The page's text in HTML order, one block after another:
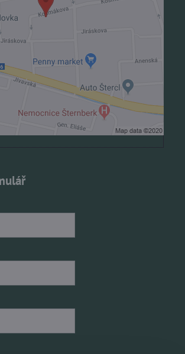
Povolit jednou
- souhlas s druhem cookie:
Funkční
Otevřít obsah v novém okně